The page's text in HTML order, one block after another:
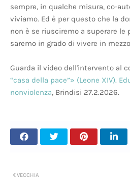
sempre, in qualche misura, co-
viviamo. Ed è per questo che la
non è se riusciremo a superare le
saremo in grado di vivere in
Guarda il video dell'intervento al
“casa della pace”» (Leone XIV).
nonviolenza, Brindisi 27.2.2026.
VECCHIA